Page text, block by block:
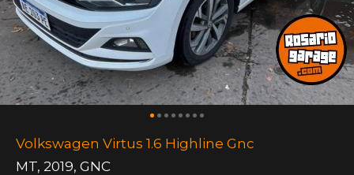
Volkswagen Virtus 1.6 Highline Gnc
MT, 2019, GNC